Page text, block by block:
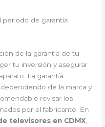
de garantía
de la garantía de tu
tu inversión y asegurar
La garantía
de la marca y
revisar los
por el fabricante. En
televisores en CDMX